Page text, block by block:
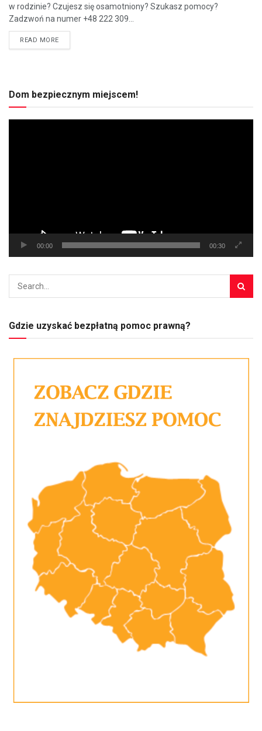
w rodzinie? Czujesz się osamotniony? Szukasz pomocy?
Zadzwoń na numer +48 222 309...
READ MORE
Dom bezpiecznym miejscem!
00:00 00:30
Gdzie uzyskać bezpłatną pomoc prawną?